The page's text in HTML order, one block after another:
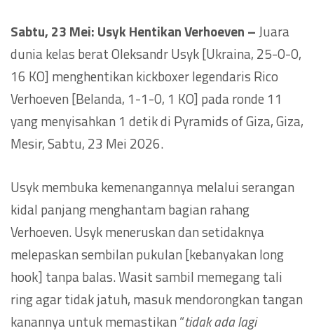
Sabtu, 23 Mei: Usyk Hentikan Verhoeven –Juara
dunia kelas berat Oleksandr Usyk [Ukraina, 25-0-0,
16 KO] menghentikan kickboxer legendaris Rico
Verhoeven [Belanda, 1-1-0, 1 KO] pada ronde 11
yang menyisahkan 1 detik di Pyramids of Giza, Giza,
Mesir, Sabtu, 23 Mei 2026.
Usyk membuka kemenangannya melalui serangan
kidal panjang menghantam bagian rahang
Verhoeven. Usyk meneruskan dan setidaknya
melepaskan sembilan pukulan [kebanyakan long
hook] tanpa balas. Wasit sambil memegang tali
ring agar tidak jatuh, masuk mendorongkan tangan
kanannya untuk memastikan “tidak ada lagi